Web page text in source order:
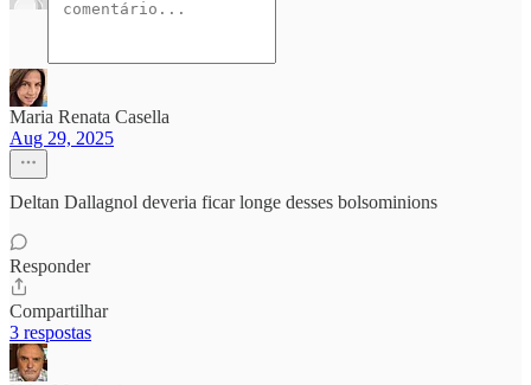
Maria Renata Casella
Aug 29, 2025
Deltan Dallagnol deveria ficar longe desses bolsominions
Responder
Compartilhar
3 respostas